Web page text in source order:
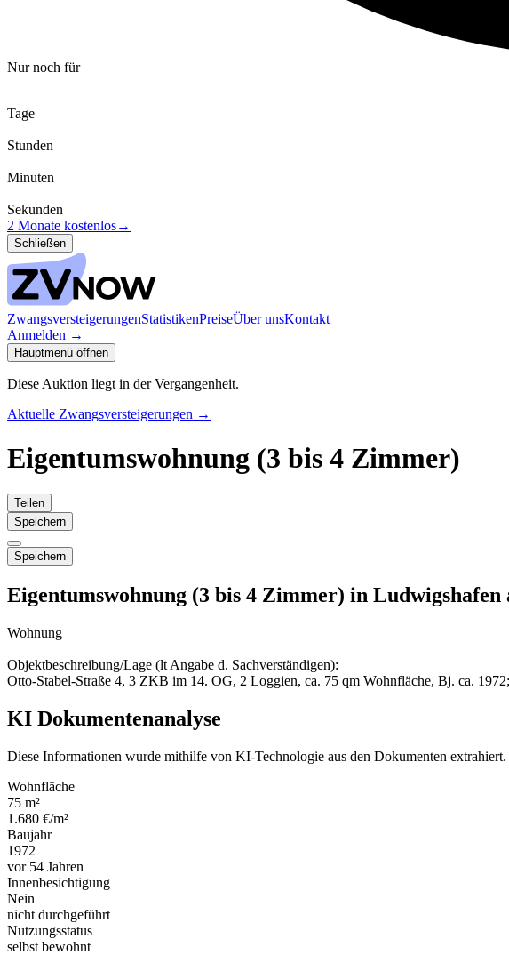
Nur noch für
Tage
Stunden
Minuten
Sekunden
2 Monate kostenlos→
Schließen
ZwangsversteigerungenStatistikenPreiseÜber unsKontakt
Anmelden →
Hauptmenü öffnen
Diese Auktion liegt in der Vergangenheit.
Aktuelle Zwangsversteigerungen →
Eigentumswohnung (3 bis 4 Zimmer)
Teilen
Speichern
Speichern
Eigentumswohnung (3 bis 4 Zimmer) in Ludwigshafen
Wohnung
Objektbeschreibung/Lage (lt Angabe d. Sachverständigen):
Otto-Stabel-Straße 4, 3 ZKB im 14. OG, 2 Loggien, ca. 75 qm Wohnfläche, Bj. ca. 1972;
KI Dokumentenanalyse
Diese Informationen wurde mithilfe von KI-Technologie aus den Dokumenten
Wohnfläche
75 m²
1.680 €/m²
Baujahr
1972
vor 54 Jahren
Innenbesichtigung
Nein
nicht durchgeführt
Nutzungsstatus
selbst bewohnt